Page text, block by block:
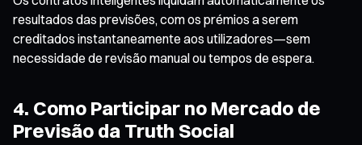
resultados das previsões, com os prémios a serem
creditados instantaneamente aos utilizadores—sem
necessidade de revisão manual ou tempos de espera.
4. Como Participar no Mercado de
Previsão da Truth Social